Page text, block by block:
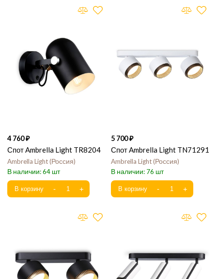
4 760
Спот Ambrella Light TR8204
Ambrella Light Россия
64
5 700
Спот Ambrella Light TN71291
Ambrella Light Россия
76